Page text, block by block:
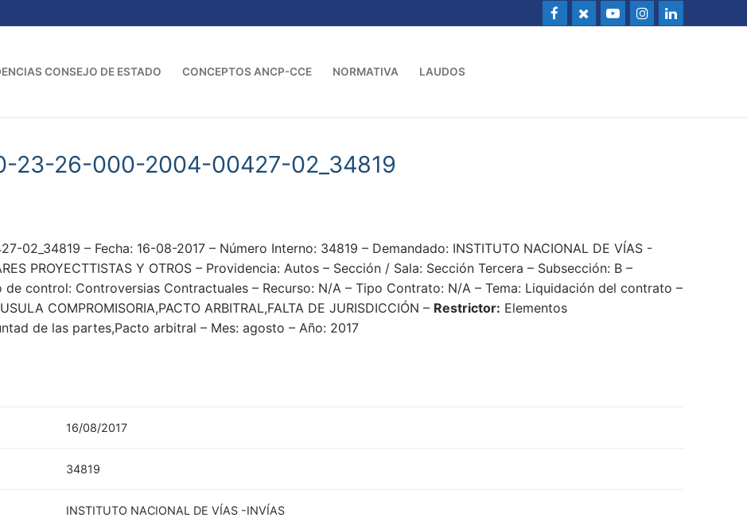
CONSEJO DE ESTADO CONCEPTOS ANCP-CCE NORMATIVA LAUDOS
23-26-000-2004-00427-02_34819
02_34819 – Fecha: 16-08-2017 – Número Interno: 34819 – Demandado: INSTITUTO NACIONAL DE VÍAS -
PROYECTTISTAS Y OTROS – Providencia: Autos – Sección / Sala: Sección Tercera – Subsección: B –
de control: Controversias Contractuales – Recurso: N/A – Tipo Contrato: N/A – Tema: Liquidación del contrato –
COMPROMISORIA,PACTO ARBITRAL,FALTA DE JURISDICCIÓN – Restrictor: Elementos
de las partes,Pacto arbitral – Mes: agosto – Año: 2017
16/08/2017
34819
INSTITUTO NACIONAL DE VÍAS -INVÍAS